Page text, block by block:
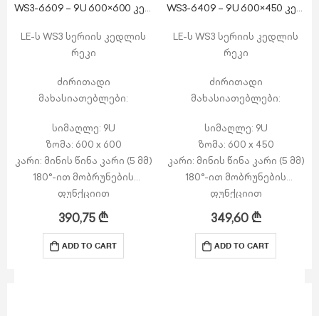
WS3-6609 – 9U 600×600 კედლის რეკი
LE-ს WS3 სერიის კედლის
რეკი
ძირითადი
მახასიათებლები:
სიმაღლე: 9U
ზომა: 600 x 600
კარი: მინის წინა კარი (5 მმ)
180°-ით მობრუნების
ფუნქციით
გვერდით პანელები:
მოხსნადი გვერდითი
პანელები საკეტით
ზედა ნაწილი:…
390,75₾
ADD TO CART
WS3-6409 – 9U 600×450 კედლის რეკი
LE-ს WS3 სერიის კედლის
რეკი
ძირითადი
მახასიათებლები:
სიმაღლე: 9U
ზომა: 600 x 450
კარი: მინის წინა კარი (5 მმ)
180°-ით მობრუნების
ფუნქციით
გვერდით პანელები:
მოხსნადი გვერდითი
პანელები საკეტით
ზედა ნაწილი:…
349,60₾
ADD TO CART